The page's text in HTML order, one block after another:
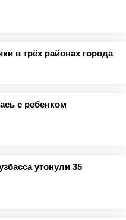
в трёх районах города
с ребенком
утонули 35